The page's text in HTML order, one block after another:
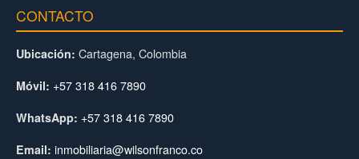
CONTACTO
Ubicación: Cartagena, Colombia
Móvil: +57 318 416 7890
WhatsApp: +57 318 416 7890
Email: inmobiliaria@wilsonfranco.co